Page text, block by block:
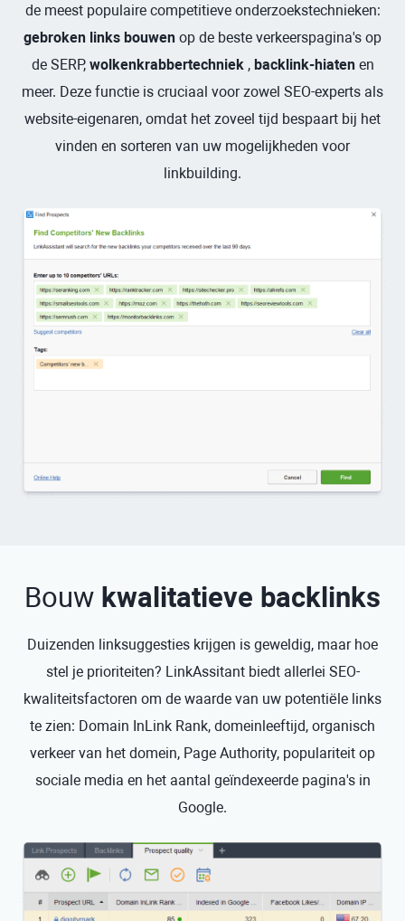
de meest populaire competitieve onderzoekstechnieken:
gebroken links bouwen op de beste verkeerspagina's op
de SERP, wolkenkrabbertechniek, backlink-hiatenen
meer. Deze functie is cruciaal voor zowel SEO-experts als
website-eigenaren, omdat het zoveel tijd bespaart bij het
vinden en sorteren van uw mogelijkheden voor
linkbuilding.
Bouw kwalitatieve backlinks
Duizenden linksuggesties krijgen is geweldig, maar hoe
stel je prioriteiten? LinkAssitant biedt allerlei SEO-
kwaliteitsfactoren om de waarde van uw potentiële links
te zien: Domain InLink Rank, domeinleeftijd, organisch
verkeer van het domein, Page Authority, populariteit op
sociale media en het aantal geïndexeerde pagina's in
Google.